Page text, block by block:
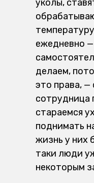
уколы,
ежедневно
делаем,
это права, —
сотрудница
стараемся
поднимать
жизнь у них
таки люди
некоторым